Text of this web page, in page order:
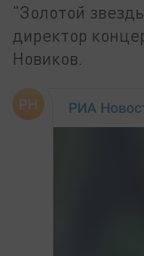
"Золотой
директор
Новиков.